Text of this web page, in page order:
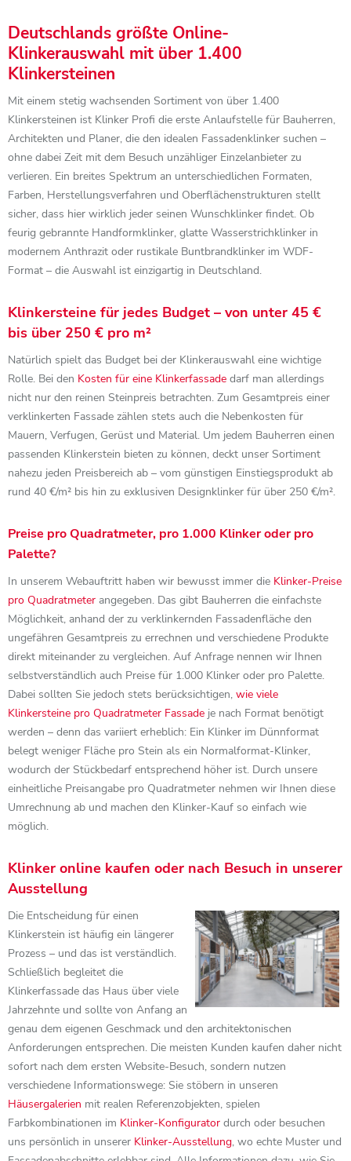
Deutschlands größte Online-
Klinkerauswahl mit über 1.400
Klinkersteinen
Mit einem stetig wachsenden Sortiment von über 1.400
Klinkersteinen ist Klinker Profi die erste Anlaufstelle für Bauherren,
Architekten und Planer, die den idealen Fassadenklinker suchen –
ohne dabei Zeit mit dem Besuch unzähliger Einzelanbieter zu
verlieren. Ein breites Spektrum an unterschiedlichen Formaten,
Farben, Herstellungsverfahren und Oberflächenstrukturen stellt
sicher, dass hier wirklich jeder seinen Wunschklinker findet. Ob
feurig gebrannte Handformklinker, glatte Wasserstrichklinker in
modernem Anthrazit oder rustikale Buntbrandklinker im WDF-
Format – die Auswahl ist einzigartig in Deutschland.
Klinkersteine für jedes Budget – von unter 45 €
bis über 250 € pro m²
Natürlich spielt das Budget bei der Klinkerauswahl eine wichtige
Rolle. Bei den Kosten für eine Klinkerfassade darf man allerdings
nicht nur den reinen Steinpreis betrachten. Zum Gesamtpreis einer
verklinkerten Fassade zählen stets auch die Nebenkosten für
Mauern, Verfugen, Gerüst und Material. Um jedem Bauherren einen
passenden Klinkerstein bieten zu können, deckt unser Sortiment
nahezu jeden Preisbereich ab – vom günstigen Einstiegsprodukt ab
rund 40 €/m² bis hin zu exklusiven Designklinker für über 250 €/m².
Preise pro Quadratmeter, pro 1.000 Klinker oder pro
Palette?
In unserem Webauftritt haben wir bewusst immer die Klinker-Preise
pro Quadratmeter angegeben. Das gibt Bauherren die einfachste
Möglichkeit, anhand der zu verklinkernden Fassadenfläche den
ungefähren Gesamtpreis zu errechnen und verschiedene Produkte
direkt miteinander zu vergleichen. Auf Anfrage nennen wir Ihnen
selbstverständlich auch Preise für 1.000 Klinker oder pro Palette.
Dabei sollten Sie jedoch stets berücksichtigen, wie viele
Klinkersteine pro Quadratmeter Fassade je nach Format benötigt
werden – denn das variiert erheblich: Ein Klinker im Dünnformat
belegt weniger Fläche pro Stein als ein Normalformat-Klinker,
wodurch der Stückbedarf entsprechend höher ist. Durch unsere
einheitliche Preisangabe pro Quadratmeter nehmen wir Ihnen diese
Umrechnung ab und machen den Klinker-Kauf so einfach wie
möglich.
Klinker online kaufen oder nach Besuch in unserer
Ausstellung
Die Entscheidung für einen
Klinkerstein ist häufig ein längerer
Prozess – und das ist verständlich.
Schließlich begleitet die
Klinkerfassade das Haus über viele
Jahrzehnte und sollte von Anfang an
genau dem eigenen Geschmack und den architektonischen
Anforderungen entsprechen. Die meisten Kunden kaufen daher nicht
sofort nach dem ersten Website-Besuch, sondern nutzen
verschiedene Informationswege: Sie stöbern in unseren
Häusergalerien mit realen Referenzobjekten, spielen
Farbkombinationen im Klinker-Konfigurator durch oder besuchen
uns persönlich in unserer Klinker-Ausstellung, wo echte Muster und